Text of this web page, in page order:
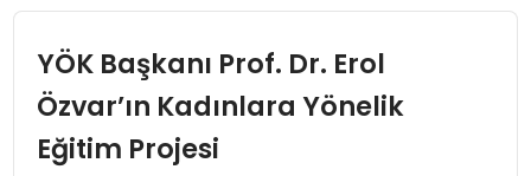
TEKNOLOJI
EĞITIM
YÖK Başkanı Prof. Dr. Erol
Özvar’ın Kadınlara Yönelik
Eğitim Projesi